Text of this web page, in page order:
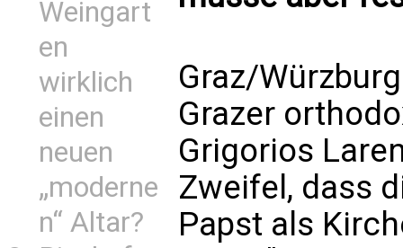
Weingart
en
wirklich
einen
neuen
„moderne
n“ Altar?
Graz/
Grazer
Grigorios
Zweifel, dass
Papst als